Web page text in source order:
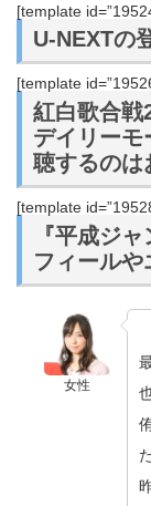
[template
U-NEXTの
[template
紅白歌合戦
デイリー
聴するのは
[template
『平成ジ
フィールや
女性